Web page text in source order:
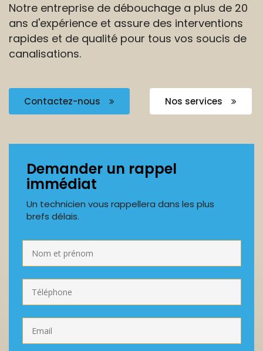
Notre entreprise de débouchage a plus de 20
ans d'expérience et assure des interventions
rapides et de qualité pour tous vos soucis de
canalisations.
Contactez-nous Nos services
Demander un rappel
immédiat
Un technicien vous rappellera dans les plus
brefs délais.